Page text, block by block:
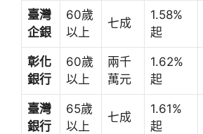
臺灣
企銀
60歲
以上
七成
1.58%
起
彰化
銀行
60歲
以上
兩千
萬元
1.62%
起
臺灣
銀行
65歲
以上
七成
1.61%
起